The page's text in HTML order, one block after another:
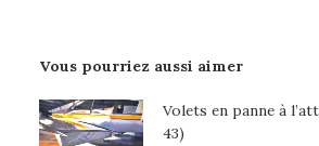
Vous pourriez aussi aimer
Volets en panne à
43)